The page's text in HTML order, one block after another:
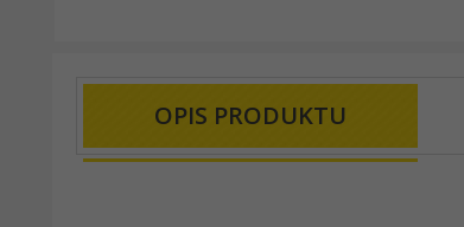
OPIS PRODUKTU